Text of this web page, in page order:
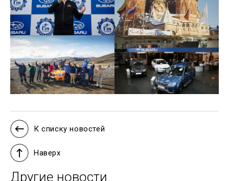
К списку новостей
Наверх
Другие новости